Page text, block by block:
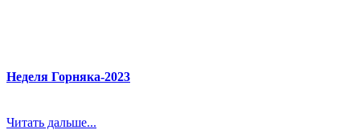
Неделя Горняка-2023
Читать дальше...